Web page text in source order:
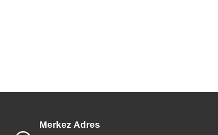
Merkez Adres